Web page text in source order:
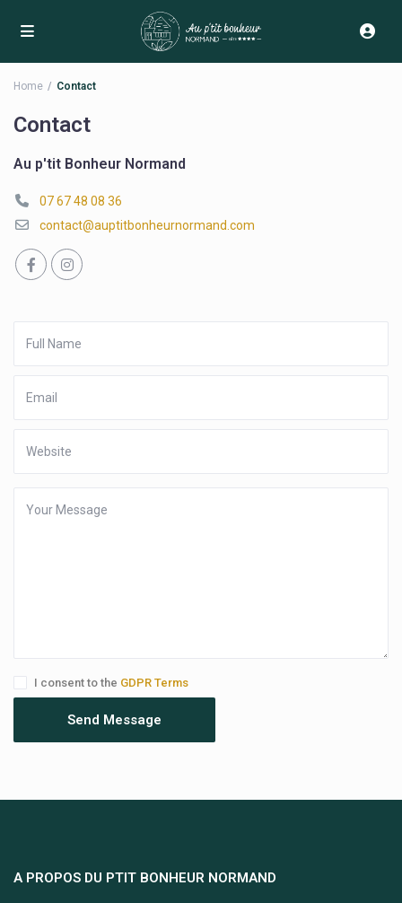
Home Contact
Contact
Au p'tit Bonheur Normand
07 67 48 08 36
contact@auptitbonheurnormand.com
I consent to the GDPR Terms
A PROPOS DU PTIT BONHEUR NORMAND